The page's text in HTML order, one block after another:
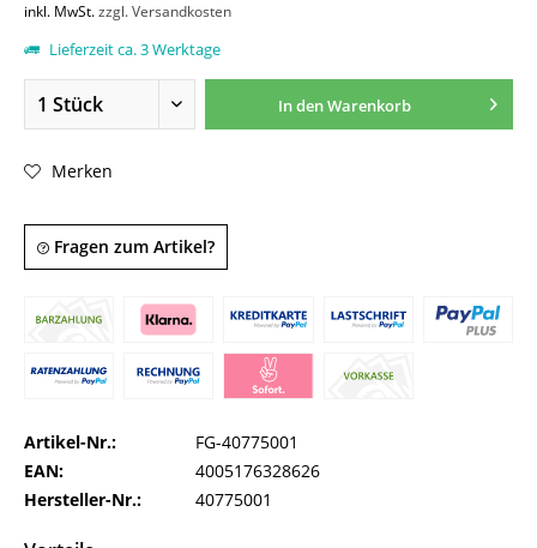
inkl. MwSt.zzgl. Versandkosten
Lieferzeit ca. 3 Werktage
In denWarenkorb
Merken
Fragen zum Artikel?
Artikel-Nr.:
FG-40775001
EAN:
4005176328626
Hersteller-Nr.:
40775001